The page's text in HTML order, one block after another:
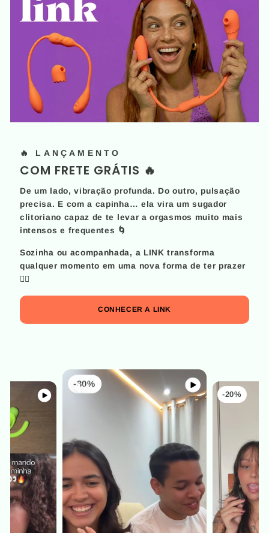
🔥 LANÇAMENTO
COM FRETE GRÁTIS 🔥
De um lado, vibração profunda. Do outro, pulsação
precisa. E com a capinha… ela vira um sugador
clitoriano capaz de te levar a orgasmos muito mais
intensos e frequentes 🌀
Sozinha ou acompanhada, a LINK transforma
qualquer momento em uma nova forma de ter prazer
😮‍💨
CONHECER A LINK